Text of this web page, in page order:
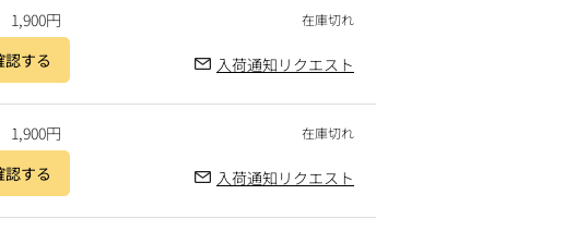
1,900円
入荷通知リクエスト
する
1,900円
入荷通知リクエスト
する